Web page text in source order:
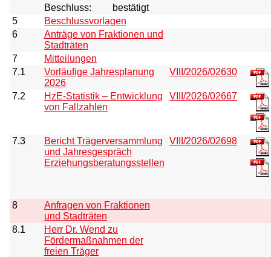
Beschluss:
bestätigt
5
Beschlussvorlagen
6
Anträge von Fraktionen und
Stadträten
7
Mitteilungen
7.1
Vorläufige Jahresplanung
2026
VIII/2026/02630
7.2
HzE-Statistik – Entwicklung
von Fallzahlen
VIII/2026/02667
7.3
Bericht Trägerversammlung
und Jahresgespräch
Erziehungsberatungsstellen
VIII/2026/02698
8
Anfragen von Fraktionen
und Stadträten
8.1
Herr Dr. Wend zu
Fördermaßnahmen der
freien Träger